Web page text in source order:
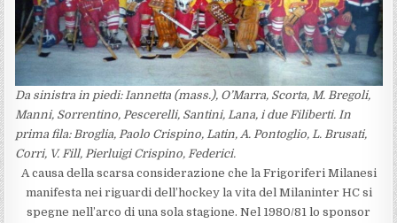
Da sinistra in piedi: Iannetta (mass.), O’Marra, Scorta, M. Bregoli,
Manni, Sorrentino, Pescerelli, Santini, Lana, i due Filiberti. In
prima fila: Broglia, Paolo Crispino, Latin, A. Pontoglio, L. Brusati,
Corri, V. Fill, Pierluigi Crispino, Federici.
A causa della scarsa considerazione che la Frigoriferi Milanesi
manifesta nei riguardi dell’hockey la vita del Milaninter HC si
spegne nell’arco di una sola stagione. Nel 1980/81 lo sponsor